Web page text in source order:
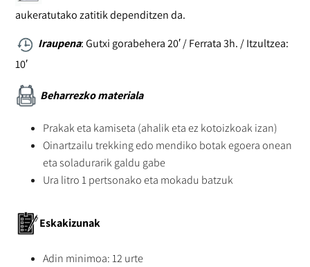
aukeratutako zatitik dependitzen da.
Iraupena: Gutxi gorabehera 20′ / Ferrata 3h. / Itzultzea:
10′
Beharrezko materiala
Prakak eta kamiseta (ahalik eta ez kotoizkoak izan)
Oinartzailu trekking edo mendiko botak egoera onean
eta soladurarik galdu gabe
Ura litro 1 pertsonako eta mokadu batzuk
Eskakizunak
Adin minimoa: 12 urte